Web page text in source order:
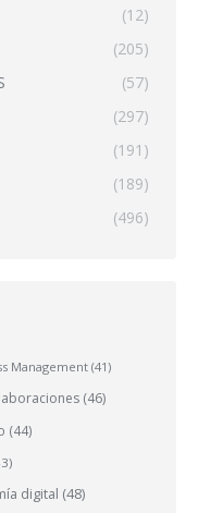
(12)
(205)
(57)
(297)
(191)
(189)
(496)
Management(41)
(46)
(44)
digital (48)